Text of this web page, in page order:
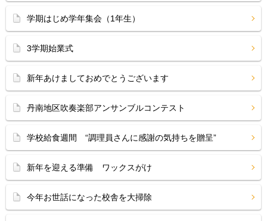
学期はじめ学年集会（1年生）
3学期始業式
新年あけましておめでとうございます
丹南地区吹奏楽部アンサンブルコンテスト
学校給食週間 “調理員さんに感謝の気持ちを贈呈”
新年を迎える準備 ワックスがけ
今年お世話になった校舎を大掃除